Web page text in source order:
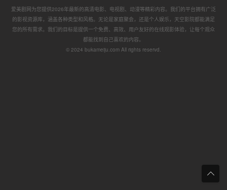
爱美剧网为您提供2026年最新的高清电影、电视剧、动漫等精彩内容。我们的平台拥有广泛
的影视资源库，涵盖各种类型和风格。无论是家庭聚会，还是个人娱乐，天空影院都能满足
您的所有需求。我们的目标是提供一个免费、高效、用户友好的在线观影体验，让每个观众
都能找到自己喜欢的内容。
© 2024 bukameiju.com All rights reservd.